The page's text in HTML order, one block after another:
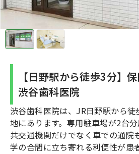
【日野駅から徒歩3分】
渋谷歯科医院
渋谷歯科医院は、JR日野駅から
地にあります。専用駐車場が2台
共交通機関だけでなく車での通院
学の合間に立ち寄れる利便性が患